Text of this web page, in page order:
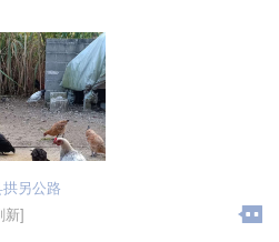
另公路
新]